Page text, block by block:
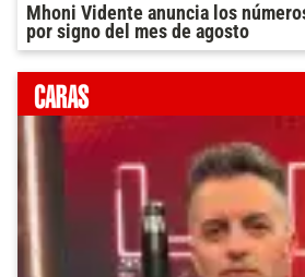
Mhoni Vidente anuncia los
por signo del mes de agosto